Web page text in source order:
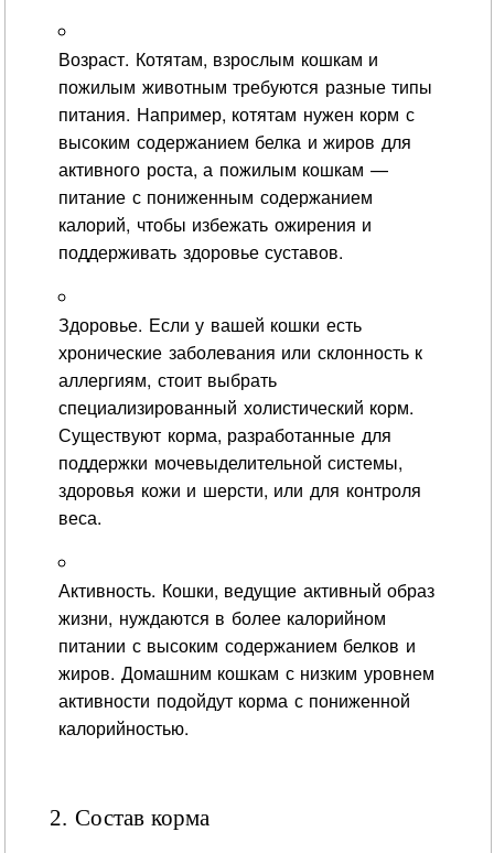
Возраст. Котятам, взрослым кошкам и
пожилым животным требуются разные типы
питания. Например, котятам нужен корм с
высоким содержанием белка и жиров для
активного роста, а пожилым кошкам —
питание с пониженным содержанием
калорий, чтобы избежать ожирения и
поддерживать здоровье суставов.
Здоровье. Если у вашей кошки есть
хронические заболевания или склонность к
аллергиям, стоит выбрать
специализированный холистический корм.
Существуют корма, разработанные для
поддержки мочевыделительной системы,
здоровья кожи и шерсти, или для контроля
веса.
Активность. Кошки, ведущие активный образ
жизни, нуждаются в более калорийном
питании с высоким содержанием белков и
жиров. Домашним кошкам с низким уровнем
активности подойдут корма с пониженной
калорийностью.
2. Состав корма